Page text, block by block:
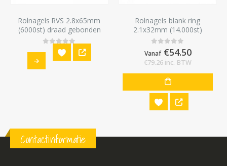
Rolnagels RVS 2.8x65mm
(6000st) draad gebonden
bolkop vlakke rol
out of 5
Rolnagels blank ring
2.1x32mm (14.000st)
out of 5
Vanaf €54.50
€79.26 inc. BTW
Contactinformatie